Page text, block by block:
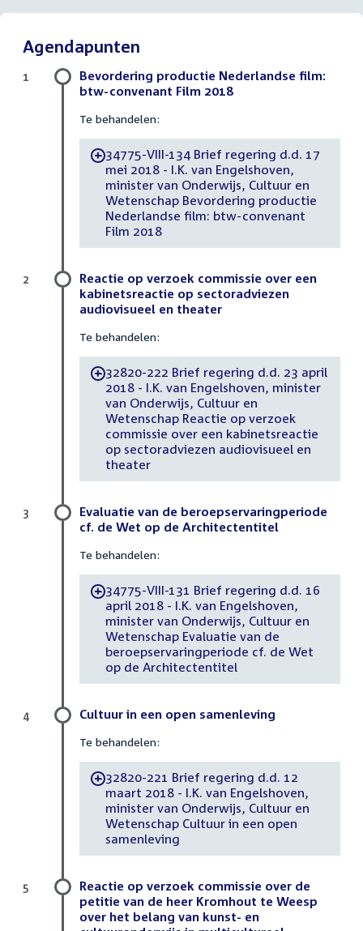
Agendapunten
Bevordering productie Nederlandse film:
btw-convenant Film 2018
Te behandelen:
-34775-VIII-134 Brief regering d.d. 17
mei 2018 - I.K. van Engelshoven,
minister van Onderwijs, Cultuur en
Wetenschap Bevordering productie
Nederlandse film: btw-convenant
Film 2018
1
Reactie op verzoek commissie over een
kabinetsreactie op sectoradviezen
audiovisueel en theater
Te behandelen:
-32820-222 Brief regering d.d. 23 april
2018 - I.K. van Engelshoven, minister
van Onderwijs, Cultuur en
Wetenschap Reactie op verzoek
commissie over een kabinetsreactie
op sectoradviezen audiovisueel en
theater
2
Evaluatie van de beroepservaringperiode
cf. de Wet op de Architectentitel
Te behandelen:
-34775-VIII-131 Brief regering d.d. 16
april 2018 - I.K. van Engelshoven,
minister van Onderwijs, Cultuur en
Wetenschap Evaluatie van de
beroepservaringperiode cf. de Wet
op de Architectentitel
3
Cultuur in een open samenleving
Te behandelen:
-32820-221 Brief regering d.d. 12
maart 2018 - I.K. van Engelshoven,
minister van Onderwijs, Cultuur en
Wetenschap Cultuur in een open
samenleving
4
Reactie op verzoek commissie over de
petitie van de heer Kromhout te Weesp
over het belang van kunst- en
5